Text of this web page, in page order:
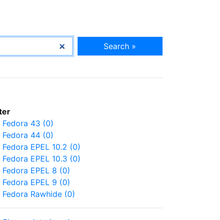
Search »
Fedora 43 (0)
Fedora 44 (0)
Fedora EPEL 10.2 (0)
Fedora EPEL 10.3 (0)
Fedora EPEL 8 (0)
Fedora EPEL 9 (0)
Fedora Rawhide (0)